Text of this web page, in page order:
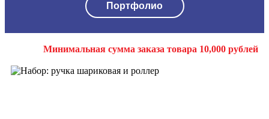
Портфолио
Минимальная сумма заказа товара 10,000 рублей